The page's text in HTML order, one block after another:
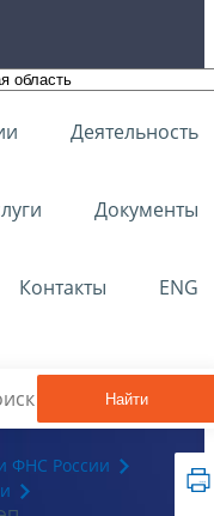
Деятельность
Документы
Контакты ENG
Найти
ФНС России